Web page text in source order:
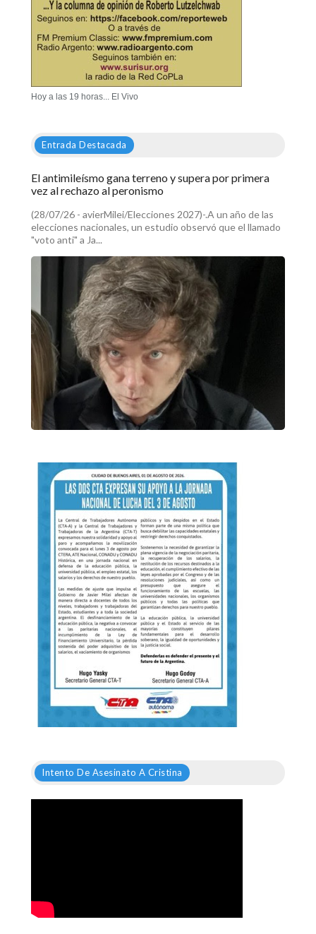
Hoy a las 19 horas... El Vivo
Entrada Destacada
El antimileísmo gana terreno y supera por primera
vez al rechazo al peronismo
(28/07/26 - avierMilei/Elecciones 2027)-.A un año de las
elecciones nacionales, un estudio observó que el llamado
"voto anti" a Ja...
Intento De Asesinato A Cristina